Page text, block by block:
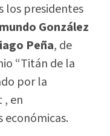
los presidentes
González
Peña, de
“Titán de la
por la
en